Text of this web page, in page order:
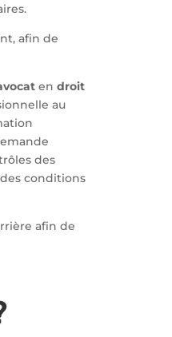
afin de
en droit
au
des
conditions
afin de